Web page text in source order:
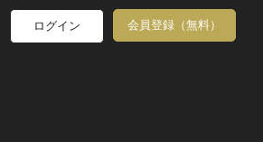
ログイン 会員登録（無料）